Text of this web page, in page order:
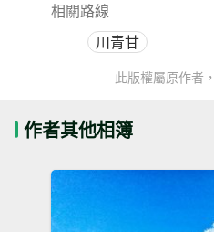
相關路線
川青甘
此版權屬原作者
作者其他相簿